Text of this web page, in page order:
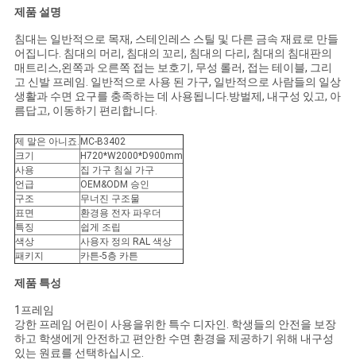
문
을
요
구
하
세
요
사
이
트
제품 설명
침대는 일반적으로 목재, 스테인레스 스틸 및 다른 금속 재료로 만들
어집니다. 침대의 머리, 침대의 꼬리, 침대의 다리, 침대의 침대판의
매트리스,왼쪽과 오른쪽 접는 보호기, 무성 롤러, 접는 테이블, 그리
고 신발 프레임. 일반적으로 사용 된 가구, 일반적으로 사람들의 일상
생활과 수면 요구를 충족하는 데 사용됩니다.방벌제, 내구성 있고, 아
름답고, 이동하기 편리합니다.
제 말은 아니죠. MC-B3402
크기
H720*W2000*D900mm
사용
집 가구 침실 가구
언급
OEM&ODM 승인
구조
무너진 구조물
표면
환경용 전자 파우더
특징
쉽게 조립
색상
사용자 정의 RAL 색상
패키지
카튼-5층 카튼
제품 특성
1프레임
강한 프레임 어린이 사용을위한 특수 디자인. 학생들의 안전을 보장
하고 학생에게 안전하고 편안한 수면 환경을 제공하기 위해 내구성
있는 원료를 선택하십시오.